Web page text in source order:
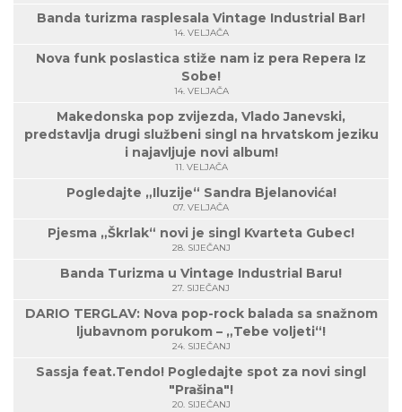
Banda turizma rasplesala Vintage Industrial Bar!
14. VELJAČA
Nova funk poslastica stiže nam iz pera Repera Iz
Sobe!
14. VELJAČA
Makedonska pop zvijezda, Vlado Janevski,
predstavlja drugi službeni singl na hrvatskom jeziku
i najavljuje novi album!
11. VELJAČA
Pogledajte „Iluzije“ Sandra Bjelanovića!
07. VELJAČA
Pjesma „Škrlak“ novi je singl Kvarteta Gubec!
28. SIJEČANJ
Banda Turizma u Vintage Industrial Baru!
27. SIJEČANJ
DARIO TERGLAV: Nova pop-rock balada sa snažnom
ljubavnom porukom – „Tebe voljeti“!
24. SIJEČANJ
Sassja feat.Tendo! Pogledajte spot za novi singl
"Prašina"!
20. SIJEČANJ